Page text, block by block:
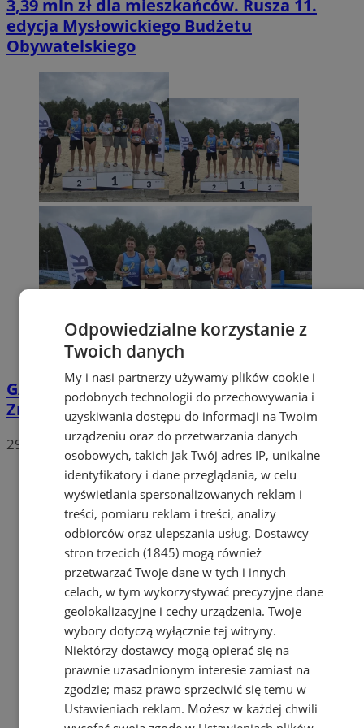
3,39 mln zł dla mieszkańców. Rusza 11.
edycja Mysłowickiego Budżetu
Obywatelskiego
GALERIAPlażowe emocje do ostatniej piłki.
Znamy mistrzów Mysłowic
29
Odpowiedzialne korzystanie z
Twoich danych
My i nasi partnerzy używamy plików cookie i
podobnych technologii do przechowywania i
uzyskiwania dostępu do informacji na Twoim
urządzeniu oraz do przetwarzania danych
osobowych, takich jak Twój adres IP, unikalne
identyfikatory i dane przeglądania, w celu
wyświetlania spersonalizowanych reklam i
treści, pomiaru reklam i treści, analizy
odbiorców oraz ulepszania usług. Dostawcy
stron trzecich (1845) mogą również
przetwarzać Twoje dane w tych i innych
celach, w tym wykorzystywać precyzyjne dane
geolokalizacyjne i cechy urządzenia. Twoje
wybory dotyczą wyłącznie tej witryny.
Niektórzy dostawcy mogą opierać się na
prawnie uzasadnionym interesie zamiast na
zgodzie; masz prawo sprzeciwić się temu w
Ustawieniach reklam. Możesz w każdej chwili